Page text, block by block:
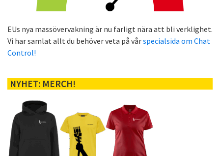
EUs nya massövervakning är nu farligt nära att bli verklighet.
Vi har samlat allt du behöver veta på vårspecialsida om Chat
Control!
NYHET: MERCH!